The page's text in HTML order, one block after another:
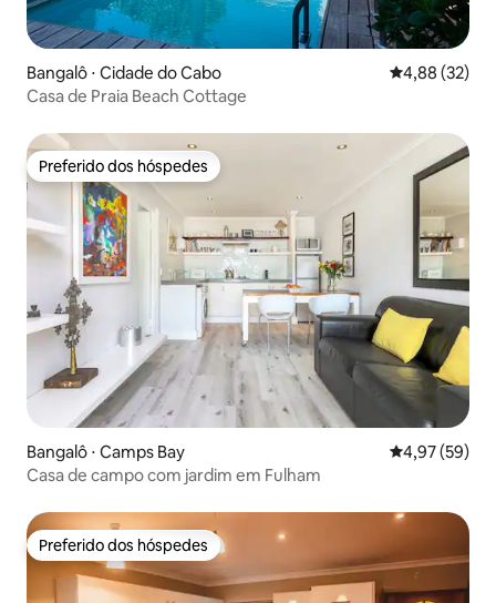
Bangalô ⋅ Cidade do Cabo 4,88 de uma
4,88 (32)
Casa de Praia Beach Cottage
Preferido dos hóspedes
Preferido dos hóspedes
Bangalô ⋅ Camps Bay 4,97 de uma
4,97 (59)
Casa de campo com jardim em Fulham
Preferido dos hóspedes
Preferido dos hóspedes